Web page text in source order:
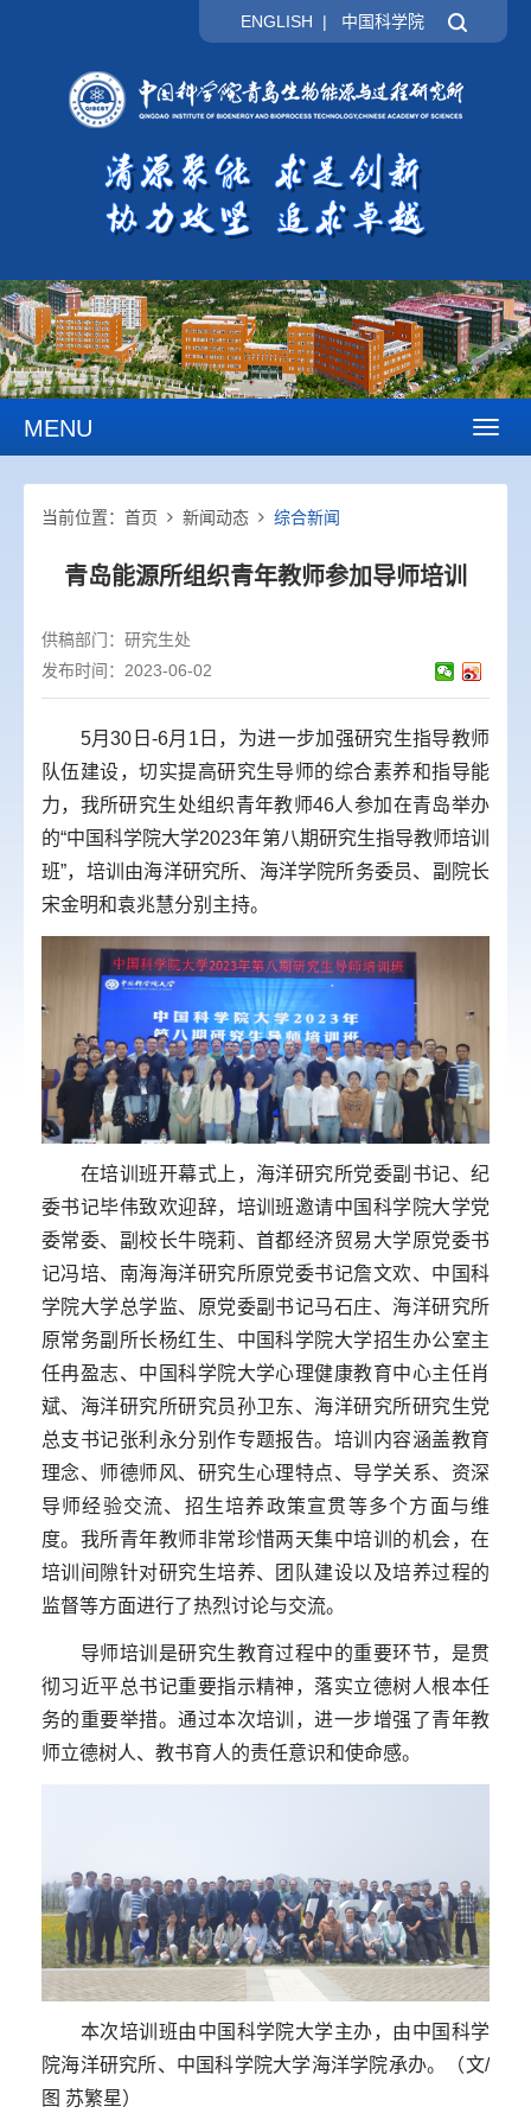
ENGLISH | 中国科学院
MENU
当前位置： 首页 新闻动态 综合新闻
青岛能源所组织青年教师参加导师培训
供稿部门： 研究生处
发布时间：2023-06-02
5月30日-6月1日，为进一步加强研究生指导教师
队伍建设，切实提高研究生导师的综合素养和指导能
力，我所研究生处组织青年教师46人参加在青岛举办
的“中国科学院大学2023年第八期研究生指导教师培训
班”，培训由海洋研究所、海洋学院所务委员、副院长
宋金明和袁兆慧分别主持。
在培训班开幕式上，海洋研究所党委副书记、纪
委书记毕伟致欢迎辞，培训班邀请中国科学院大学党
委常委、副校长牛晓莉、首都经济贸易大学原党委书
记冯培、南海海洋研究所原党委书记詹文欢、中国科
学院大学总学监、原党委副书记马石庄、海洋研究所
原常务副所长杨红生、中国科学院大学招生办公室主
任冉盈志、中国科学院大学心理健康教育中心主任肖
斌、海洋研究所研究员孙卫东、海洋研究所研究生党
总支书记张利永分别作专题报告。培训内容涵盖教育
理念、师德师风、研究生心理特点、导学关系、资深
导师经验交流、招生培养政策宣贯等多个方面与维
度。我所青年教师非常珍惜两天集中培训的机会，在
培训间隙针对研究生培养、团队建设以及培养过程的
监督等方面进行了热烈讨论与交流。
导师培训是研究生教育过程中的重要环节，是贯
彻习近平总书记重要指示精神，落实立德树人根本任
务的重要举措。通过本次培训，进一步增强了青年教
师立德树人、教书育人的责任意识和使命感。
本次培训班由中国科学院大学主办，由中国科学
院海洋研究所、中国科学院大学海洋学院承办。（文/
图 苏繁星）